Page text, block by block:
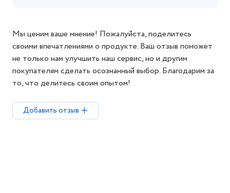
Мы ценим ваше мнение! Пожалуйста, поделитесь
своими впечатлениями о продукте. Ваш отзыв поможет
не только нам улучшить наш сервис, но и другим
покупателям сделать осознанный выбор. Благодарим за
то, что делитесь своим опытом!
Добавить отзыв